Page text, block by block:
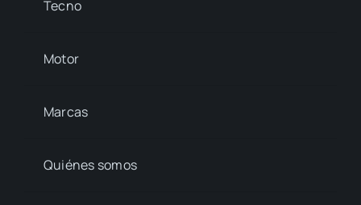
Tecno
Motor
Marcas
Quiénes somos